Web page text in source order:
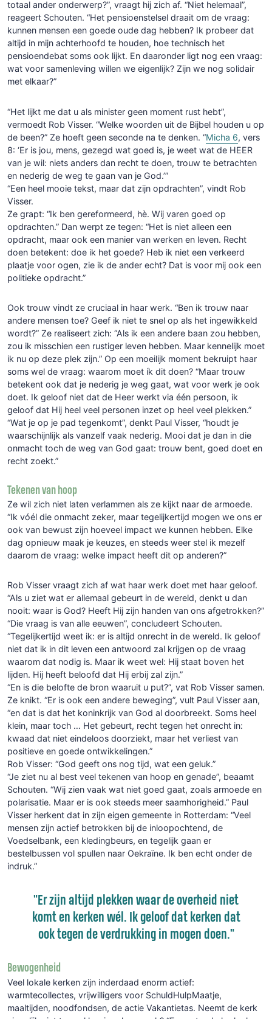
totaal ander onderwerp?”, vraagt hij zich af. “Niet helemaal”,
reageert Schouten. “Het pensioenstelsel draait om de vraag:
kunnen mensen een goede oude dag hebben? Ik probeer dat
altijd in mijn achterhoofd te houden, hoe technisch het
pensioendebat soms ook lijkt. En daaronder ligt nog een vraag:
wat voor samenleving willen we eigenlijk? Zijn we nog solidair
met elkaar?”
“Het lijkt me dat u als minister geen moment rust hebt”,
vermoedt Rob Visser. “Welke woorden uit de Bijbel houden u op
de been?” Ze hoeft geen seconde na te denken. “Micha 6, vers
8: ‘Er is jou, mens, gezegd wat goed is, je weet wat de HEER
van je wil: niets anders dan recht te doen, trouw te betrachten
en nederig de weg te gaan van je God.’”
“Een heel mooie tekst, maar dat zijn opdrachten”, vindt Rob
Visser.
Ze grapt: “Ik ben gereformeerd, hè. Wij varen goed op
opdrachten.” Dan werpt ze tegen: “Het is niet alleen een
opdracht, maar ook een manier van werken en leven. Recht
doen betekent: doe ik het goede? Heb ik niet een verkeerd
plaatje voor ogen, zie ik de ander echt? Dat is voor mij ook een
politieke opdracht.”
Ook trouw vindt ze cruciaal in haar werk. “Ben ik trouw naar
andere mensen toe? Geef ik niet te snel op als het ingewikkeld
wordt?” Ze realiseert zich: “Als ik een andere baan zou hebben,
zou ik misschien een rustiger leven hebben. Maar kennelijk moet
ik nu op deze plek zijn.” Op een moeilijk moment bekruipt haar
soms wel de vraag: waarom moet ík dit doen? “Maar trouw
betekent ook dat je nederig je weg gaat, wat voor werk je ook
doet. Ik geloof niet dat de Heer werkt via één persoon, ik
geloof dat Hij heel veel personen inzet op heel veel plekken.”
“Wat je op je pad tegenkomt”, denkt Paul Visser, “houdt je
waarschijnlijk als vanzelf vaak nederig. Mooi dat je dan in die
onmacht toch de weg van God gaat: trouw bent, goed doet en
recht zoekt.”
Tekenen van hoop
Ze wil zich niet laten verlammen als ze kijkt naar de armoede.
“Ik vóél die onmacht zeker, maar tegelijkertijd mogen we ons er
ook van bewust zijn hoeveel impact we kunnen hebben. Elke
dag opnieuw maak je keuzes, en steeds weer stel ik mezelf
daarom de vraag: welke impact heeft dit op anderen?”
Rob Visser vraagt zich af wat haar werk doet met haar geloof.
“Als u ziet wat er allemaal gebeurt in de wereld, denkt u dan
nooit: waar is God? Heeft Hij zijn handen van ons afgetrokken?”
“Die vraag is van alle eeuwen”, concludeert Schouten.
“Tegelijkertijd weet ik: er is altijd onrecht in de wereld. Ik geloof
niet dat ik in dit leven een antwoord zal krijgen op de vraag
waarom dat nodig is. Maar ik weet wel: Hij staat boven het
lijden. Hij heeft beloofd dat Hij erbij zal zijn.”
“En is die belofte de bron waaruit u put?”, vat Rob Visser samen.
Ze knikt. “Er is ook een andere beweging”, vult Paul Visser aan,
“en dat is dat het koninkrijk van God al doorbreekt. Soms heel
klein, maar toch … Het gebeurt, recht tegen het onrecht in:
kwaad dat niet eindeloos doorziekt, maar het verliest van
positieve en goede ontwikkelingen.”
Rob Visser: “God geeft ons nog tijd, wat een geluk.”
“Je ziet nu al best veel tekenen van hoop en genade”, beaamt
Schouten. “Wij zien vaak wat niet goed gaat, zoals armoede en
polarisatie. Maar er is ook steeds meer saamhorigheid.” Paul
Visser herkent dat in zijn eigen gemeente in Rotterdam: “Veel
mensen zijn actief betrokken bij de inloopochtend, de
Voedselbank, een kledingbeurs, en tegelijk gaan er
bestelbussen vol spullen naar Oekraïne. Ik ben echt onder de
indruk.”
"Er zijn altijd plekken waar de overheid niet
komt en kerken wél. Ik geloof dat kerken dat
ook tegen de verdrukking in mogen doen."
Bewogenheid
Veel lokale kerken zijn inderdaad enorm actief:
warmtecollectes, vrijwilligers voor SchuldHulpMaatje,
maaltijden, noodfondsen, de actie Vakantietas. Neemt de kerk